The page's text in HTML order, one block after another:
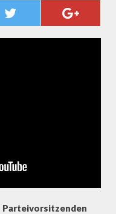
ZUR
Parteivorsitzenden